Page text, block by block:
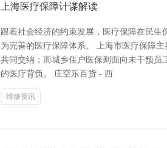
上海医疗保障计谋解读
跟着社会经济的约束发展，医疗保障在民
为完善的医疗保障体系。 上海市医疗保障
共同交纳；而城乡住户医保则面向未干预
的医疗背负。 庄空乐百货 - 西
维修资讯